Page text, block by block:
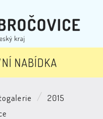
NABÍDKA
2015